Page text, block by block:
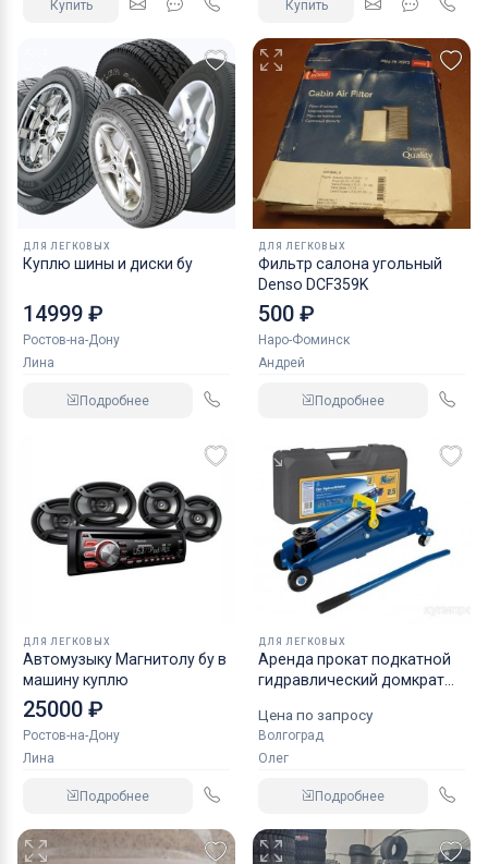
Купить Купить
ДЛЯ ЛЕГКОВЫХ
Куплю шины и диски бу
14999 ₽
Ростов-на-Дону
Лина
Подробнее
ДЛЯ ЛЕГКОВЫХ
Фильтр салона угольный
Denso DCF359K
500 ₽
Наро-Фоминск
Андрей
Подробнее
ДЛЯ ЛЕГКОВЫХ
Автомузыку Магнитолу бу в
машину куплю
25000 ₽
Ростов-на-Дону
Лина
Подробнее
ДЛЯ ЛЕГКОВЫХ
Аренда прокат подкатной
гидравлический домкрат
Цена по запросу
Волгоград
Олег
Подробнее